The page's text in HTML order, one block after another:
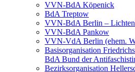
VVN-BdA Köpenick
BdA Treptow
VVN-BdA Berlin –
VVN-BdA Pankow
VVN-VdA Berlin (ehem.
Basisorganisation
BdA Bund der
Bezirksorganisation